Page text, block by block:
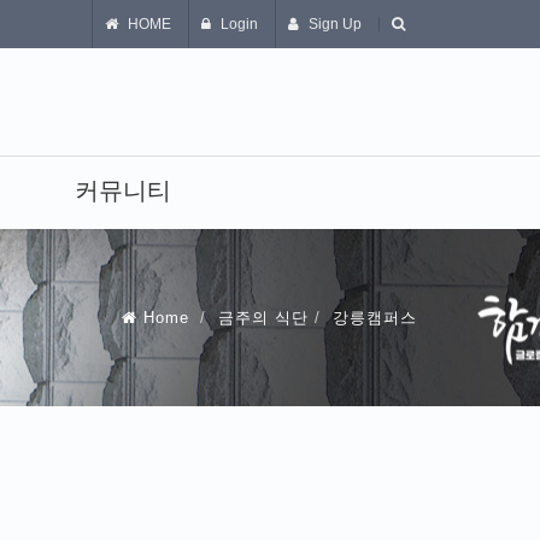
HOME Login Sign Up
커뮤니티
Home 금주의 식단 강릉캠퍼스